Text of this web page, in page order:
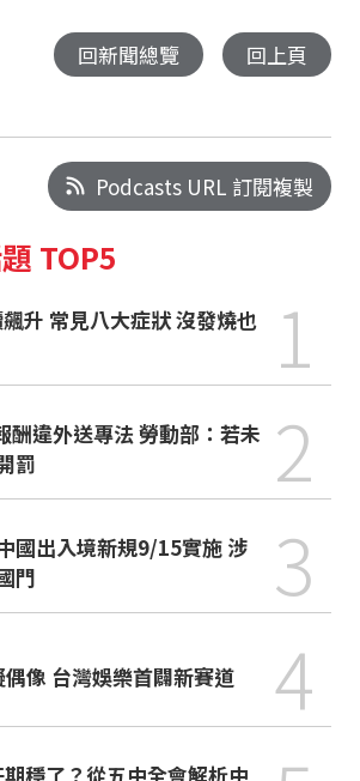
回新聞總覽 回上頁
Podcasts URL 訂閱複製
TOP5
1
違外送專法 勞動部：若未
罰
2
國出入境新規9/15實施 涉
門
3
像 台灣娛樂首闢新賽道 4